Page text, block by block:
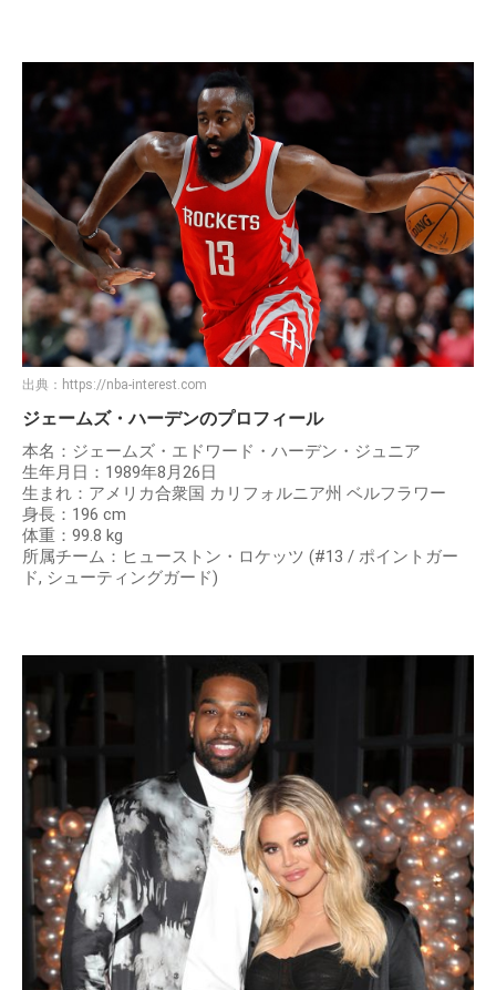
出典： https://nba-interest.com
ジェームズ・ハーデンのプロフィール
本名：ジェームズ・エドワード・ハーデン・ジュニア
生年月日：1989年8月26日
生まれ：アメリカ合衆国 カリフォルニア州 ベルフラワー
身長：196 cm
体重：99.8 kg
所属チーム：ヒューストン・ロケッツ (#13 / ポイントガー
ド, シューティングガード)